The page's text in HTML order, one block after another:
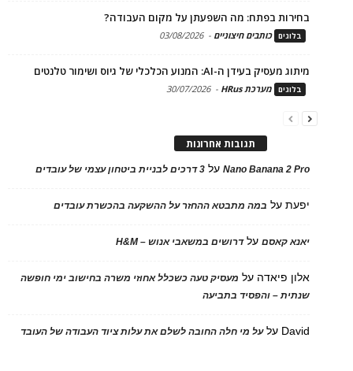
בחירות בפתח: מה השפעתן על מקום העבודה?
בלוגים כותבים חיצוניים -
03/08/2026
מיתוג מעסיק בעידן ה-AI: המנוע הכלכלי של גיוס ושימור טלנטים
בלוגים מערכת HRus -
30/07/2026
תגובות אחרונות
Nano Banana 2 Proעל 3 דרכים לבניית ביטחון עצמי של עובדים
יפעתעל במה מתבטא ההחזר על ההשקעה בהכשרת עובדים
יאנא קאסםעלדרושים במשאבי אנוש – H&M
אלון פיאדה על מעסיק טעה כשכלל אחוזי משרה בחישוב ימי חופשה
שנתית – והפסיד בתביעה
David עלעל מי חלה החובה לשלם את עלות ציוד העבודה של העובד